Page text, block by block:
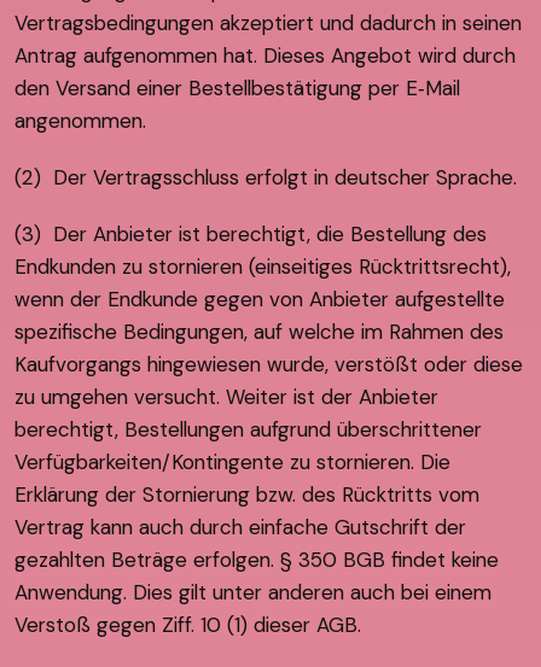
Vertragsbedingungen akzeptiert und dadurch in seinen
Antrag aufgenommen hat. Dieses Angebot wird durch
den Versand einer Bestellbestätigung per E‑Mail
angenommen.
(2) Der Vertragsschluss erfolgt in deutscher Sprache.
(3) Der Anbieter ist berechtigt, die Bestellung des
Endkunden zu stornieren (einseitiges Rücktrittsrecht),
wenn der Endkunde gegen von Anbieter aufgestellte
spezifische Bedingungen, auf welche im Rahmen des
Kaufvorgangs hingewiesen wurde, verstößt oder diese
zu umgehen versucht. Weiter ist der Anbieter
berechtigt, Bestellungen aufgrund überschrittener
Verfügbarkeiten/Kontingente zu stornieren. Die
Erklärung der Stornierung bzw. des Rücktritts vom
Vertrag kann auch durch einfache Gutschrift der
gezahlten Beträge erfolgen. § 350 BGB findet keine
Anwendung. Dies gilt unter anderen auch bei einem
Verstoß gegen Ziff. 10 (1) dieser AGB.